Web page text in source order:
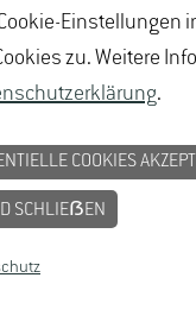
Einstellungen
zu. Weitere
.
COOKIES
SCHLIEẞEN